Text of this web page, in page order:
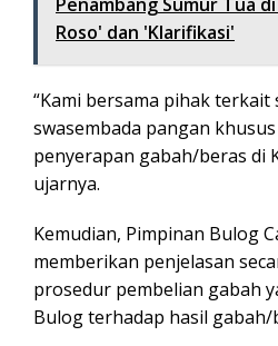
Roso' dan 'Klarifikasi'
“Kami bersama pihak
swasembada pangan
penyerapan gabah/beras di
ujarnya.
Kemudian, Pimpinan Bulog
memberikan penjelasan
prosedur pembelian gabah
Bulog terhadap hasil